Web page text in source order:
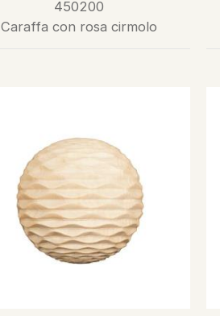
450200
Caraffa con rosa cirmolo